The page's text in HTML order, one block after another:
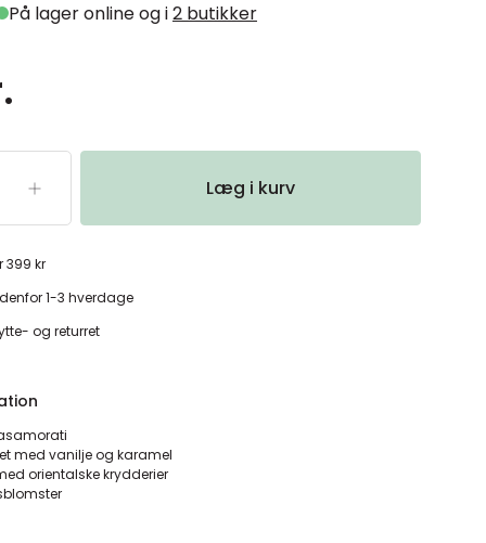
På lager online og i2 butikker
Læg i kurv
399 kr
1-3 hverdage
og returret
med vanilje og karamel
orientalske krydderier